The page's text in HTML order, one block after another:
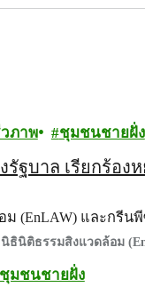
ภาพ ชุมชนชายฝั่ง
รัฐบาล เรียกร้อ
(EnLAW) และกรีน
ธินิติธรรมสิ่งแวดล้อม
มชนชายฝั่ง